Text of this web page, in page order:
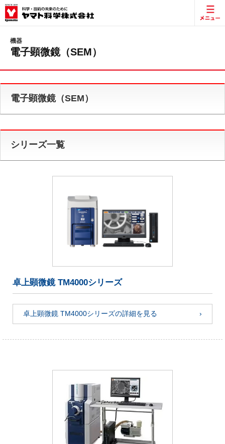
機器
電子顕微鏡（SEM）
電子顕微鏡（SEM）
シリーズ一覧
卓上顕微鏡 TM4000シリーズ
卓上顕微鏡 TM4000シリーズの詳細を見る